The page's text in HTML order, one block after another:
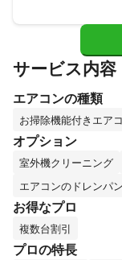
サービス内容
エアコンの種類
お掃除機能付きエア
オプション
室外機クリーニング
エアコンのドレンパ
お得なプロ
複数台割引
プロの特長